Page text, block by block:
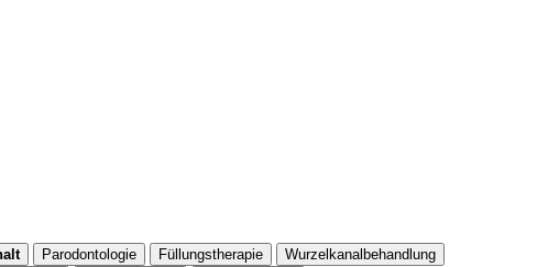
Parodontologie Füllungstherapie
Wurzelkanalbehandlung